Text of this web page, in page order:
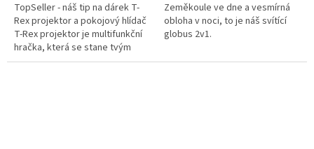
TopSeller - náš tip na dárek T-
Rex projektor a pokojový hlídač
T-Rex projektor je multifunkční
hračka, která se stane tvým
kamarádem a ochráncem... Je to
Zeměkoule ve dne a vesmírná
obloha v noci, to je náš svítící
globus 2v1.